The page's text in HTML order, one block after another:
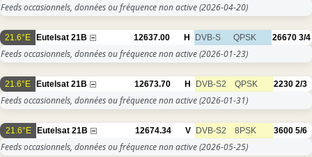
Feeds occasionnels, données ou fréquence non active(2026-04-20)
21.6°E Eutelsat 21B 12637.00 H DVB-S QPSK 26670 3/4
Feeds occasionnels, données ou fréquence non active(2026-01-23)
21.6°E Eutelsat 21B 12673.70 H DVB-S2 QPSK 2230 2/3
Feeds occasionnels, données ou fréquence non active(2026-01-31)
21.6°E Eutelsat 21B 12674.34 V DVB-S2 8PSK 3600 5/6
Feeds occasionnels, données ou fréquence non active(2026-05-25)